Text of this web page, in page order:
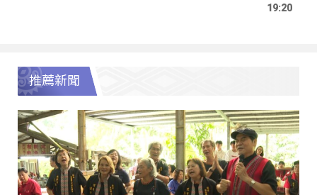
19:20
推薦新聞